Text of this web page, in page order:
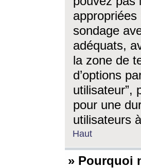
sondage
adéquats,
la zone de
d’options
utilisateur”,
pour une
utilisateurs
Haut
» Pourquoi